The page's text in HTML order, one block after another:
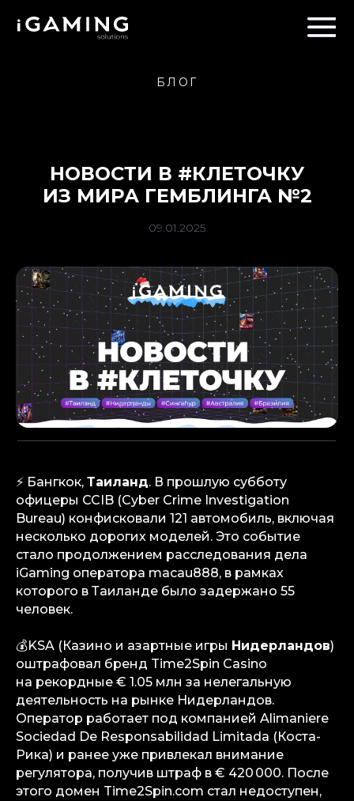
БЛОГ
НОВОСТИ В #КЛЕТОЧКУ
ИЗ МИРА ГЕМБЛИНГА №2
09.01.2025
⚡️ Бангкок, Таиланд. В прошлую субботу
офицеры CCIB (Cyber Crime Investigation
Bureau) конфисковали 121 автомобиль, включая
несколько дорогих моделей. Это событие
стало продолжением расследования дела
iGaming оператора macau888, в рамках
которого в Таиланде было задержано 55
человек.
💰KSA (Казино и азартные игры Нидерландов)
оштрафовал бренд Time2Spin Casino
на рекордные € 1.05 млн за нелегальную
деятельность на рынке Нидерландов.
Оператор работает под компанией Alimaniere
Sociedad De Responsabilidad Limitada (Коста-
Рика) и ранее уже привлекал внимание
регулятора, получив штраф в € 420 000. После
этого домен Time2Spin.com стал недоступен,